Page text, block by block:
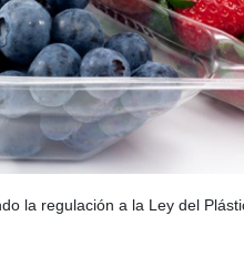
la regulación a la Ley del